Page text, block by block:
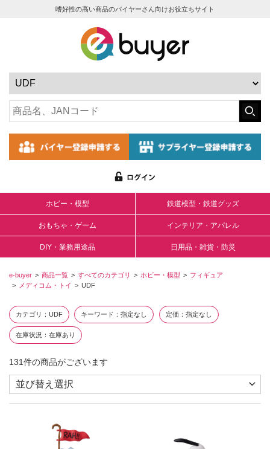
嗜好性の高い商品のバイヤーさん向けお役立ちサイト
ホビー・模型 鉄道模型・鉄道グッズ
おもちゃ・ゲーム インテリア・アパレル
DIY・業務用途品 日用品・雑貨・防災
e-buyer 商品一覧 すべてのカテゴリ ホビー・模型
フィギュア
メディコム・トイ
UDF
カテゴリ UDF キーワード 指定なし 定価 指定なし
在庫状況 在庫あり
131件の商品がございます